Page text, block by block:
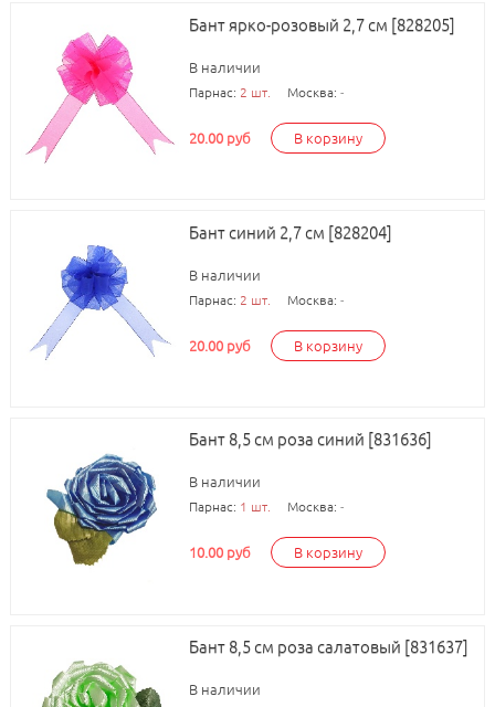
Бант ярко-розовый 2,7 см [828205]
В наличии
Парнас: 2 шт. Москва: -
20.00 руб В корзину
Бант синий 2,7 см [828204]
В наличии
Парнас: 2 шт. Москва: -
20.00 руб В корзину
Бант 8,5 см роза синий [831636]
В наличии
Парнас: 1 шт. Москва: -
10.00 руб В корзину
Бант 8,5 см роза салатовый [831637]
В наличии